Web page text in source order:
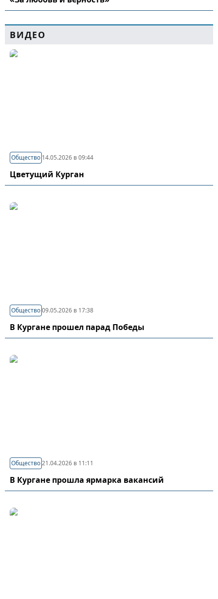
ВИДЕО
Общество 14.05.2026 в 09:44
Цветущий Курган
Общество09.05.2026 в 17:38
В Кургане прошел парад Победы
Общество21.04.2026 в 11:11
В Кургане прошла ярмарка вакансий